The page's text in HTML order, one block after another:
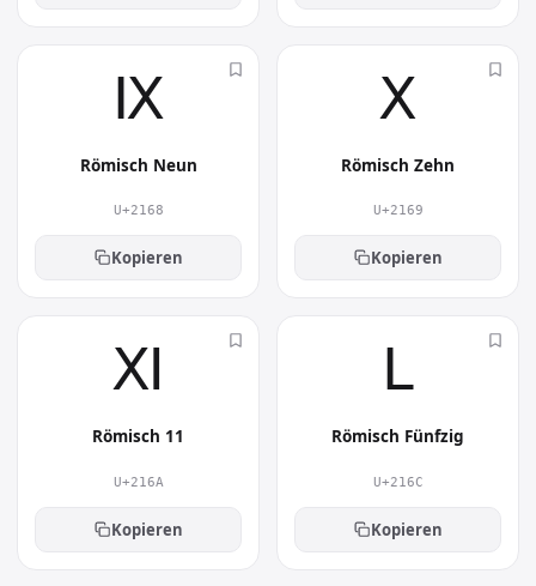
Ⅸ︎
Römisch Neun
U+2168
Kopieren
Ⅹ︎
Römisch Zehn
U+2169
Kopieren
Ⅺ︎
Römisch 11
U+216A
Kopieren
Ⅼ︎
Römisch Fünfzig
U+216C
Kopieren